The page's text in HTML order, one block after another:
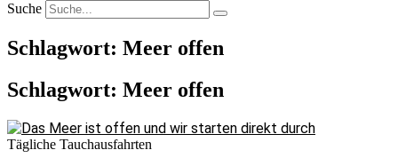
Suche
Schlagwort: Meer offen
Schlagwort: Meer offen
Tägliche Tauchausfahrten